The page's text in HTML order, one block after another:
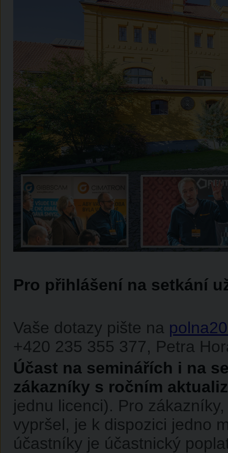
Pro přihlášení na setkání
Vaše dotazy pište na
+420 235 355 377, Petra
Účast na seminářích i na
zákazníky s ročním
jednu licenci). Pro
vypršel, je k dispozici jedno
účastníky je účastnický